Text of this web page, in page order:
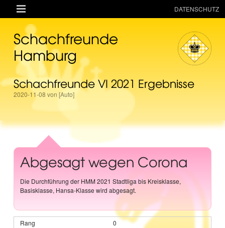

AKTUELLES
RESSOURCEN
VEREIN
MANNSCHAFTEN
TURNIERE
KINDER + JUGEND
TERMINE
Schachfreunde
Hamburg
Schachfreunde VI 2021 Ergebnisse
2020-11-08 von [Auto]
Abgesagt wegen Corona
Die Durchführung der HMM 2021 Stadtliga bis Kreisklasse,
Basisklasse, Hansa-Klasse wird abgesagt.
0
DATENSCHUTZ